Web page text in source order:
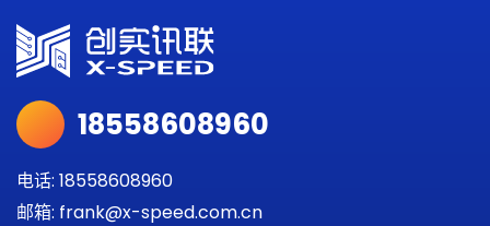
18558608960
电话: 18558608960
邮箱: frank@x-speed.com.cn